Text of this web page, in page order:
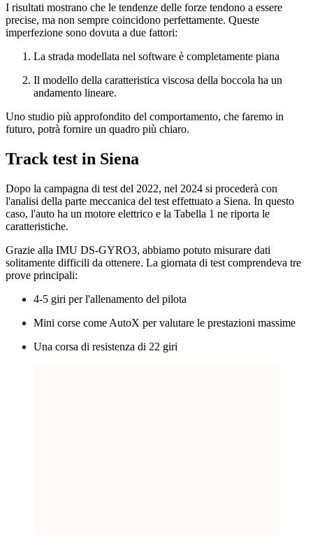
I risultati mostrano che le tendenze delle forze tendono a essere
precise, ma non sempre coincidono perfettamente. Queste
imperfezione sono dovuta a due fattori:
La strada modellata nel software è completamente piana
Il modello della caratteristica viscosa della boccola ha un
andamento lineare.
Uno studio più approfondito del comportamento, che faremo in
futuro, potrà fornire un quadro più chiaro.
Track test in Siena
Dopo la campagna di test del 2022, nel 2024 si procederà con
l'analisi della parte meccanica del test effettuato a Siena. In questo
caso, l'auto ha un motore elettrico e la Tabella 1 ne riporta le
caratteristiche.
Grazie alla IMU DS-GYRO3, abbiamo potuto misurare dati
solitamente difficili da ottenere. La giornata di test comprendeva tre
prove principali:
4-5 giri per l'allenamento del pilota
Mini corse come AutoX per valutare le prestazioni massime
Una corsa di resistenza di 22 giri